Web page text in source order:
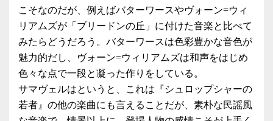
こそなのだが、例えばバターワースやヴォーン=ウィ
リアムズが「ブリードンの丘」に付けた音楽と比べて
みたらどうだろう。バターワースは色彩豊かな音色が
魅力的だし、ヴォーン=ウィリアムズは和声をはじめ
色々な点で一段と凝った作りをしている。
サマヴェルはというと、これは『シュロップシャーの
若者』の他の楽曲にも言えることだが、素朴な民謡風